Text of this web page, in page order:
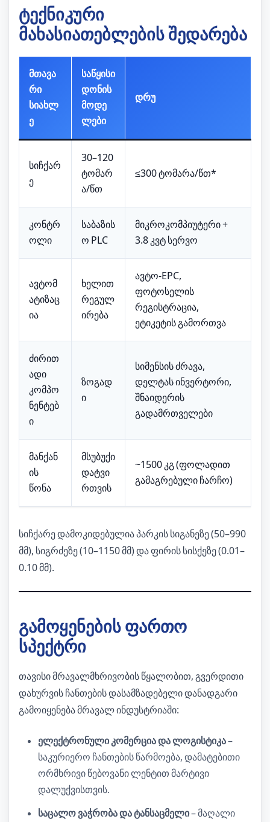
ტექნიკური
მახასიათებლების შედარება
მთავა
რი
სიახლ
ე
საწყისი
დონის
მოდე
ლები
დრუ
სიჩქარ
ე
30–120
ტომარ
ა/წთ
≤300 ტომარა/წთ*
კონტრ
ოლი
საბაზის
ო PLC
მიკროკომპიუტერი +
3.8 კვტ სერვო
ავტომ
ატიზაც
ია
ხელით
რეგულ
ირება
ავტო-EPC,
ფოტოსელის
რეგისტრაცია,
ეტიკეტის გამორთვა
ძირით
ადი
კომპო
ნენტებ
ი
ზოგად
ი
სიმენსის ძრავა,
დელტას ინვერტორი,
შნაიდერის
გადამრთველები
მანქან
ის
წონა
მსუბუქი
დატვი
რთვის
~1500 კგ (ფოლადით
გამაგრებული ჩარჩო)
სიჩქარე დამოკიდებულია პარკის სიგანეზე (50–990
მმ), სიგრძეზე (10–1150 მმ) და ფირის სისქეზე (0.01–
0.10 მმ).
გამოყენების ფართო
სპექტრი
თავისი მრავალმხრივობის წყალობით, გვერდითი
დახურვის ჩანთების დასამზადებელი დანადგარი
გამოიყენება მრავალ ინდუსტრიაში:
ელექტრონული კომერცია და ლოგისტიკა–
საკურიერო ჩანთების წარმოება, დამატებითი
ორმხრივი წებოვანი ლენტით მარტივი
დალუქვისთვის.
საცალო ვაჭრობა და ტანსაცმელი– მაღალი